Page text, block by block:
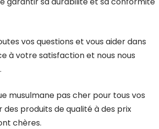
vos questions et vous aider dans
à votre satisfaction et nous nous
musulmane pas cher pour tous vos
des produits de qualité à des prix
chères.